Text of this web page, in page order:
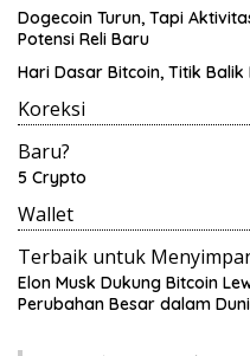
Dogecoin Turun, Tapi
Potensi Reli Baru
Hari Dasar Bitcoin, Titik
Koreksi
Baru?
5 Crypto
Wallet
Terbaik untuk
Elon Musk Dukung Bitcoin
Perubahan Besar dalam